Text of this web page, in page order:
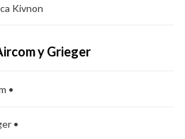
Kivnon
y Grieger
•
•